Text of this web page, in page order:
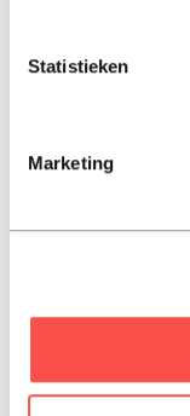
Statistieken
Marketingingrid van der
€ 9,99